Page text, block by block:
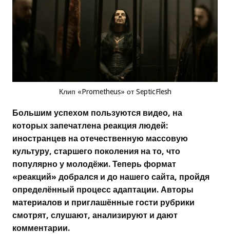
Клип «Prometheus» от SepticFlesh
Большим успехом пользуются видео, на
которых запечатлена реакция людей:
иностранцев на отечественную массовую
культуру, старшего поколения на то, что
популярно у молодёжи. Теперь формат
«реакций» добрался и до нашего сайта, пройдя
определённый процесс адаптации. Авторы
материалов и приглашённые гости рубрики
смотрят, слушают, анализируют и дают
комментарии.